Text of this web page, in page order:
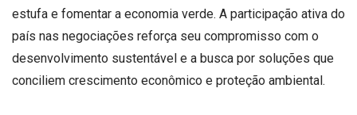
estufa e fomentar a economia verde. A participação ativa do
país nas negociações reforça seu compromisso com o
desenvolvimento sustentável e a busca por soluções que
conciliem crescimento econômico e proteção ambiental.